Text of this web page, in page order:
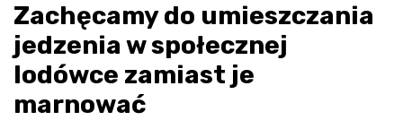
Zachęcamy do umieszczania
jedzenia w społecznej
lodówce zamiast je
marnować